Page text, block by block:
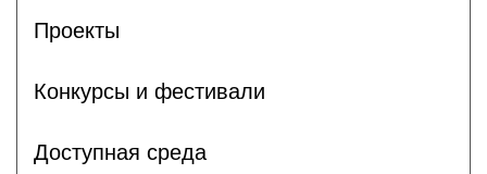
Проекты
Конкурсы и фестивали
Доступная среда